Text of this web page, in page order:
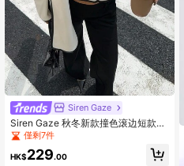
Siren Gaze
Siren Gaze 秋冬新款撞色滚边短款拼
接外套（含配套围巾），秋季
僅剩7件
HK$229.00